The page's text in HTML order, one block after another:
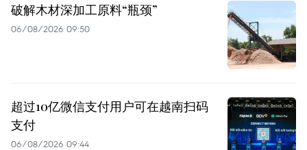
破解木材深加工原料“瓶颈”
06/08/2026 09:50
超过10亿微信支付用户可在越南扫码
支付
06/08/2026 09:44